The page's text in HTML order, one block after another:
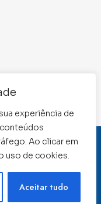
experiência de
Ao clicar em
uso de cookies.
Aceitar tudo
11
de Goiás 2022 –
?